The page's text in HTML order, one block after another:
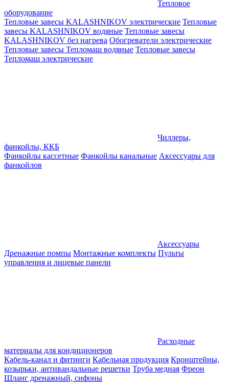
Тепловое
оборудование
Тепловые завесы KALASHNIKOV электрические Тепловые
завесы KALASHNIKOV водяные Тепловые завесы
KALASHNIKOV без нагрева Обогреватели электрические
Тепловые завесы Тепломаш водяные Тепловые завесы
Тепломаш электрические
Чиллеры,
фанкойлы, ККБ
Фанкойлы кассетные Фанкойлы канальные Аксессуары для
фанкойлов
Аксессуары
Дренажные помпы Монтажные комплекты Пульты
управления и лицевые панели
Расходные
материалы для кондиционеров
Кабель-канал и фитинги Кабельная продукция Кронштейны,
козырьки, антивандальные решетки Труба медная Фреон
Шланг дренажный, сифоны